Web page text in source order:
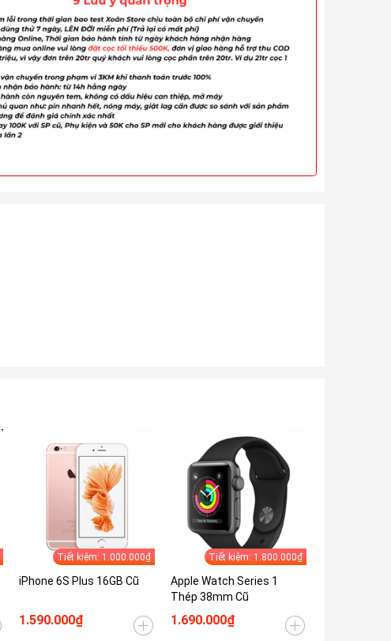
Tiết kiệm: 1.000.000₫
iPhone 6S Plus 16GB Cũ
1.590.000₫
Tiết kiệm: 1.800.000₫
Apple Watch Series 1
Thép 38mm Cũ
1.690.000₫